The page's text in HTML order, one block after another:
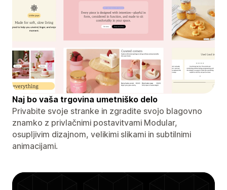
Naj bo vaša trgovina umetniško delo
Privabite svoje stranke in zgradite svojo blagovno
znamko z privlačnimi postavitvami Modular,
osupljivim dizajnom, velikimi slikami in subtilnimi
animacijami.